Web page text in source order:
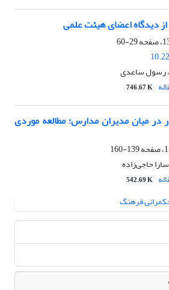
دیدگاه اعضای هیئت علمی
29-60
رسول ساعدی
746.67 K
میان مدیران مدارس؛ مطالعه موردی
139-160
حاجی‌زاده
542.69 K